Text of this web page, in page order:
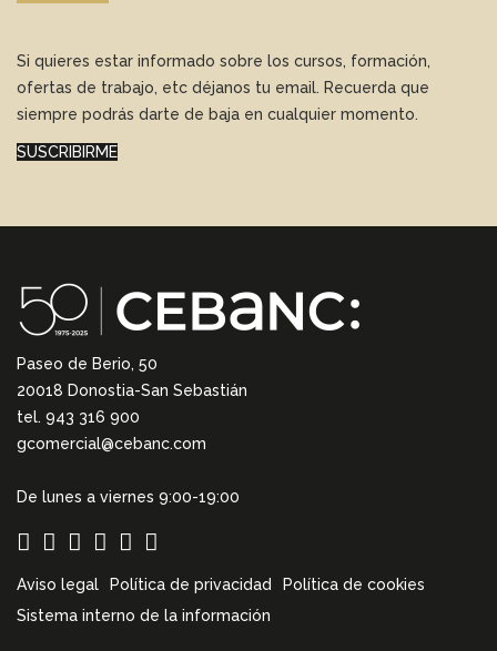
Si quieres estar informado sobre los cursos, formación,
ofertas de trabajo, etc déjanos tu email. Recuerda que
siempre podrás darte de baja en cualquier momento.
SUSCRIBIRME
Paseo de Berio, 50
20018 Donostia-San Sebastián
tel. 943 316 900
gcomercial@cebanc.com
De lunes a viernes 9:00-19:00
Aviso legal Política de privacidad
Política de cookies
Sistema interno de la información